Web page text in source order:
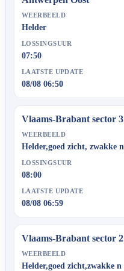
WEERBEELD
Helder
LOSSINGSUUR
07:50
LAATSTE UPDATE
08/08 06:50
Vlaams-Brabant sector 3
WEERBEELD
Helder,goed zicht, zwakke n
LOSSINGSUUR
08:00
LAATSTE UPDATE
08/08 06:59
Vlaams-Brabant sector 2
WEERBEELD
Helder,goed zicht,zwakke n